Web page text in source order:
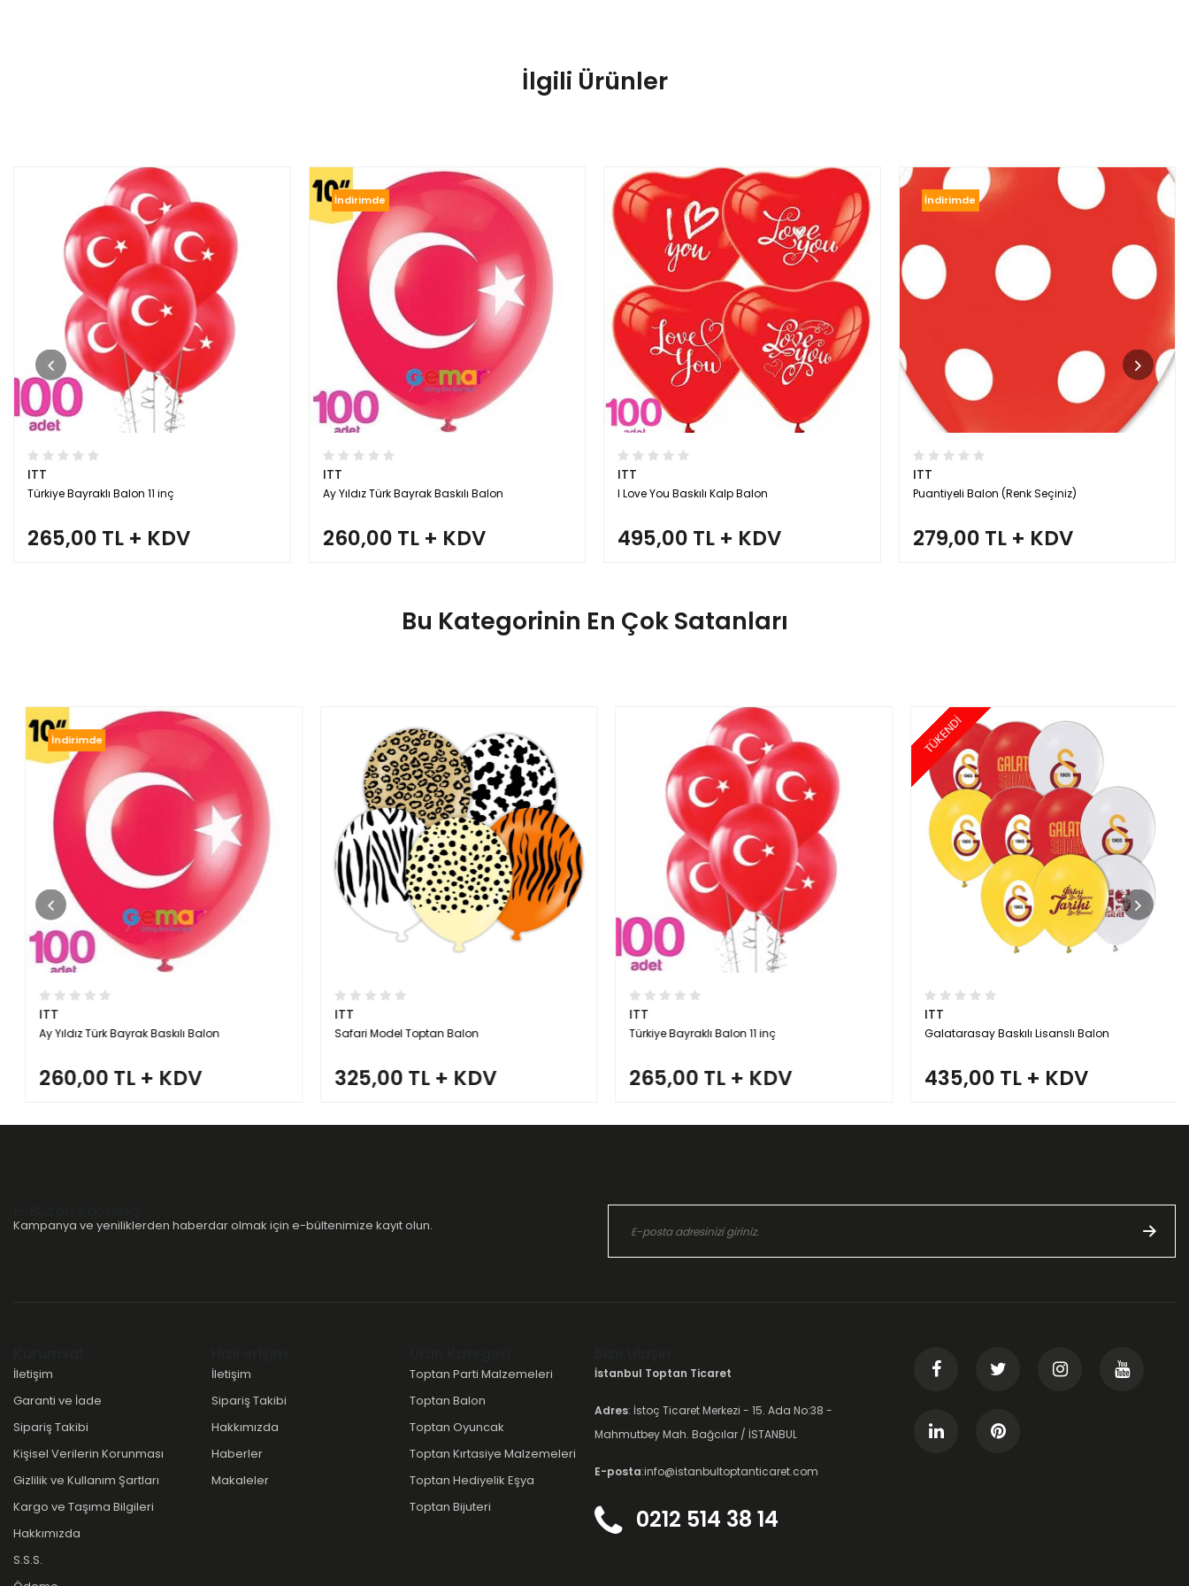
İlgili Ürünler
ITT
Türkiye Bayraklı Balon 11 inç
265,00 TL + KDV
İndirimde
ITT
Ay Yıldız Türk Bayrak Baskılı Balon
260,00 TL + KDV
ITT
I Love You Baskılı Kalp Balon
495,00 TL + KDV
İndirimde
ITT
Puantiyeli Balon (Renk Seçiniz)
279,00 TL + KDV
Bu Kategorinin En Çok Satanları
İndirimde
ITT
Ay Yıldız Türk Bayrak Baskılı Balon
260,00 TL + KDV
ITT
Safari Model Toptan Balon
325,00 TL + KDV
ITT
Türkiye Bayraklı Balon 11 inç
265,00 TL + KDV
TÜKENDİ
ITT
Galatarasay Baskılı Lisanslı Balon
435,00 TL + KDV
Kampanya ve yeniliklerden haberdar olmak için e-bültenimize kayıt olun.
İletişim
Garanti ve İade
Sipariş Takibi
Kişisel Verilerin Korunması
Gizlilik ve Kullanım Şartları
Kargo ve Taşıma Bilgileri
Hakkımızda
S.S.S.
İletişim
Sipariş Takibi
Hakkımızda
Haberler
Makaleler
Toptan Parti Malzemeleri
Toptan Balon
Toptan Oyuncak
Toptan Kırtasiye Malzemeleri
Toptan Hediyelik Eşya
Toptan Bijuteri
İstanbul Toptan Ticaret
Adres: İstoç Ticaret Merkezi - 15. Ada No:38 -
Mahmutbey Mah. Bağcılar / İSTANBUL
E-posta:info@istanbultoptanticaret.com
0212 514 38 14